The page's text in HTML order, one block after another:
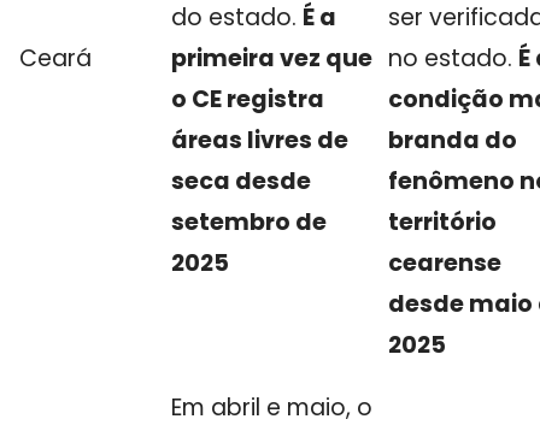
Ceará
do estado. É a
primeira vez que
o CE registra
áreas livres de
seca desde
setembro de
2025
ser
no estado. É
condição
branda do
fenômeno
território
cearense
desde maio
2025
Em abril e maio, o